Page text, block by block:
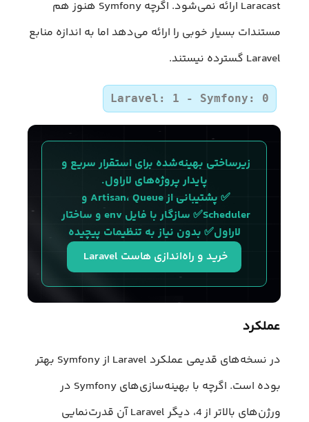
Laracast ارائه نمی‌شود. اگرچه Symfony هنوز هم
مستندات بسیار خوبی را ارائه می‌دهد اما به اندازه منابع
Laravel گسترده نیستند.
Laravel: 1 - Symfony: 0
زیرساختی بهینه‌شده برای استقرار سریع و
پایدار پروژه‌های لاراول.
✅ پشتیبانی از Artisan، Queue و
Scheduler✅ سازگار با فایل env و ساختار
لاراول✅ بدون نیاز به تنظیمات پیچیده
خرید و راه‌اندازی هاست Laravel
عملکرد
در نسخه‌های قدیمی عملکرد Laravel از Symfony بهتر
بوده است. اگرچه با بهینه‌سازی‌های Symfony در
ورژن‌های بالاتر از 4، دیگر Laravel آن قدرت‌نمایی